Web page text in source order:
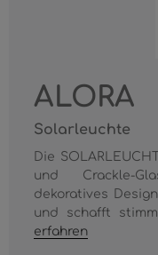
ALORA
Solarleuchte
Die
und Crackle-
dekoratives
und schafft
erfahren